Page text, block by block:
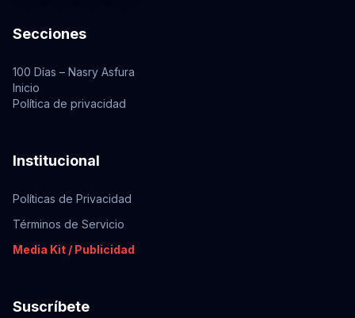
Secciones
100 Días – Nasry Asfura
Inicio
Política de privacidad
Institucional
Políticas de Privacidad
Términos de Servicio
Media Kit / Publicidad
Suscríbete